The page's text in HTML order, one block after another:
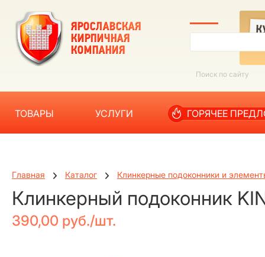
ТОВАРЫ УСЛУГИ ГОРЯЧЕЕ
Главная Каталог Клинкерные подоконники и
Клинкерный подоконник
390,00 руб./шт.